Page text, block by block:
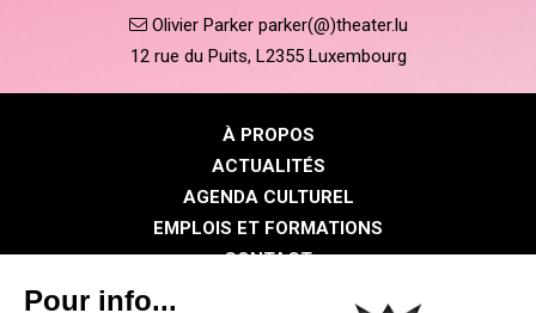
Olivier Parker parker(@)theater.lu
12 rue du Puits, L2355 Luxembourg
À PROPOS
ACTUALITÉS
AGENDA CULTUREL
EMPLOIS ET FORMATIONS
CONTACT